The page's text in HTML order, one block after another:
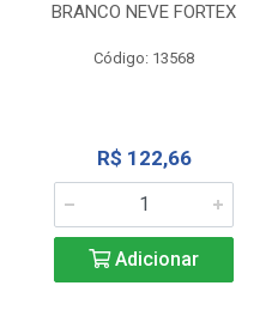
BRANCO NEVE FORTEX
Código: 13568
R$ 122,66
Adicionar